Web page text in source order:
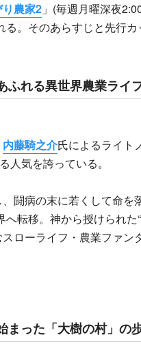
農家2 」(毎週月曜深夜
。そのあらすじと先行カ
ふれる異世界農業ライ
内藤騎之介氏によるライト
人気を誇っている。
闘病の末に若くして命を
転移。神から授けられ
ローライフ・農業ファン
まった「大樹の村」の